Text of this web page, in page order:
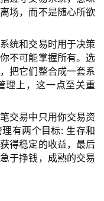
场，而不是随心所欲
统和交易时用于决策
不可能掌握所有。选
把它们整合成一套系
理上，这一点至关重
交易中只用你交易资
有两个目标: 生存和
得稳定的收益，最后
于挣钱，成熟的交易